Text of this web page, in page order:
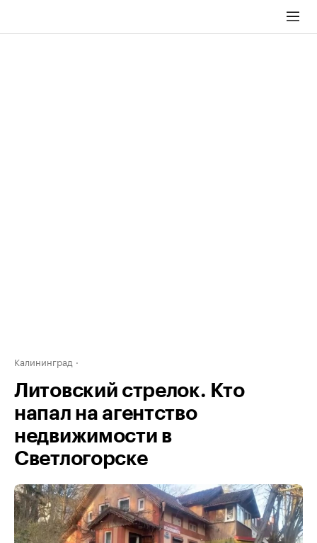
Калининград
Литовский стрелок. Кто
напал на агентство
недвижимости в
Светлогорске